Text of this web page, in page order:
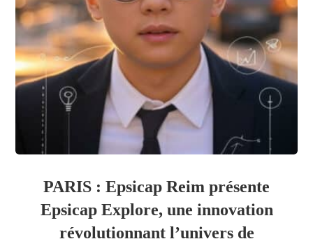
PARIS : Epsicap Reim présente
Epsicap Explore, une innovation
révolutionnant l’univers de